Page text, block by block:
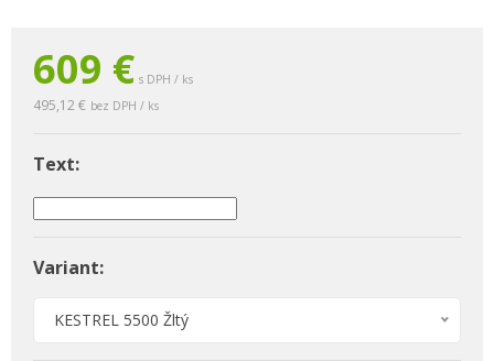
609 € s DPH / ks
495,12 € bez DPH / ks
Text:
Variant:
KESTREL 5500 Žltý